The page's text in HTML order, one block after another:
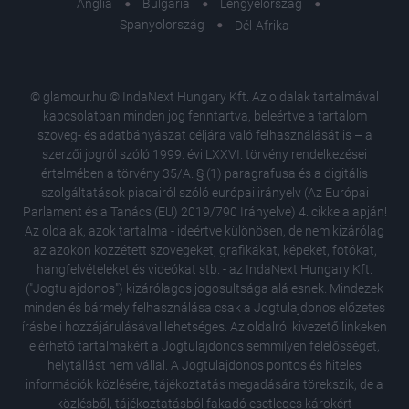
Anglia
Bulgária
Lengyelország
Spanyolország
Dél-Afrika
© glamour.hu © IndaNext Hungary Kft. Az oldalak tartalmával
kapcsolatban minden jog fenntartva, beleértve a tartalom
szöveg- és adatbányászat céljára való felhasználását is – a
szerzői jogról szóló 1999. évi LXXVI. törvény rendelkezései
értelmében a törvény 35/A. § (1) paragrafusa és a digitális
szolgáltatások piacairól szóló európai irányelv (Az Európai
Parlament és a Tanács (EU) 2019/790 Irányelve) 4. cikke alapján!
Az oldalak, azok tartalma - ideértve különösen, de nem kizárólag
az azokon közzétett szövegeket, grafikákat, képeket, fotókat,
hangfelvételeket és videókat stb. - az IndaNext Hungary Kft.
("Jogtulajdonos") kizárólagos jogosultsága alá esnek. Mindezek
minden és bármely felhasználása csak a Jogtulajdonos előzetes
írásbeli hozzájárulásával lehetséges. Az oldalról kivezető linkeken
elérhető tartalmakért a Jogtulajdonos semmilyen felelősséget,
helytállást nem vállal. A Jogtulajdonos pontos és hiteles
információk közlésére, tájékoztatás megadására törekszik, de a
közlésből, tájékoztatásból fakadó esetleges károkért